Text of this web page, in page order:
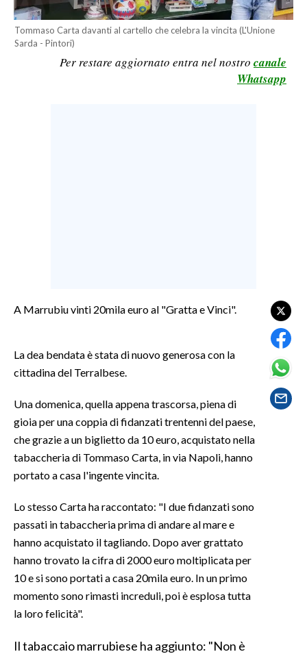
SPORT
RISULTATI E CLASSIFICHE
SALUTE
NOTIZIE
EVENTI
#CARAUNIONE
INSULARITÀ
INFO AZIENDE
ABBONATI
ANNUNCI
NECROLOGI
PUBBLICITÀ
Tommaso Carta davanti al cartello che celebra la vincita (L'Unione
Sarda - Pintori)
Per restare aggiornato entra nel nostro canale
Whatsapp
A Marrubiu vinti 20mila euro al "Gratta e Vinci".
La dea bendata è stata di nuovo generosa con la
cittadina del Terralbese.
Una domenica, quella appena trascorsa, piena di
gioia per una coppia di fidanzati trentenni del paese,
che grazie a un biglietto da 10 euro, acquistato nella
tabaccheria di Tommaso Carta, in via Napoli, hanno
portato a casa l'ingente vincita.
Lo stesso Carta ha raccontato: "I due fidanzati sono
passati in tabaccheria prima di andare al mare e
hanno acquistato il tagliando. Dopo aver grattato
hanno trovato la cifra di 2000 euro moltiplicata per
10 e si sono portati a casa 20mila euro. In un primo
momento sono rimasti increduli, poi è esplosa tutta
la loro felicità".
Il tabaccaio marrubiese ha aggiunto: "Non è